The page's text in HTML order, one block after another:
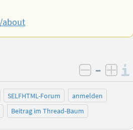
about
negativ
–
SELFHTML-Forum
anmelden
Beitrag im Thread-Baum